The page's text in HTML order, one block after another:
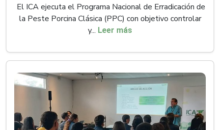
El ICA ejecuta el Programa Nacional de Erradicación de
la Peste Porcina Clásica (PPC) con objetivo controlar
y... Leer más